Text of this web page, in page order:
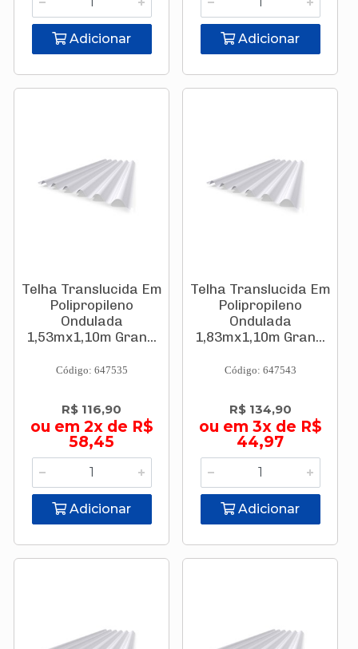
Adicionar Adicionar
Telha Translucida Em
Polipropileno
Ondulada
1,53mx1,10m Gran...
Código: 647535
R$ 116,90
ou em 2x de R$
58,45
Adicionar
Telha Translucida Em
Polipropileno
Ondulada
1,83mx1,10m Gran...
Código: 647543
R$ 134,90
ou em 3x de R$
44,97
Adicionar